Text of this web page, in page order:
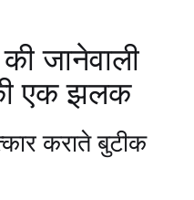
की जानेवाली
एक झलक
कराते बुटीक